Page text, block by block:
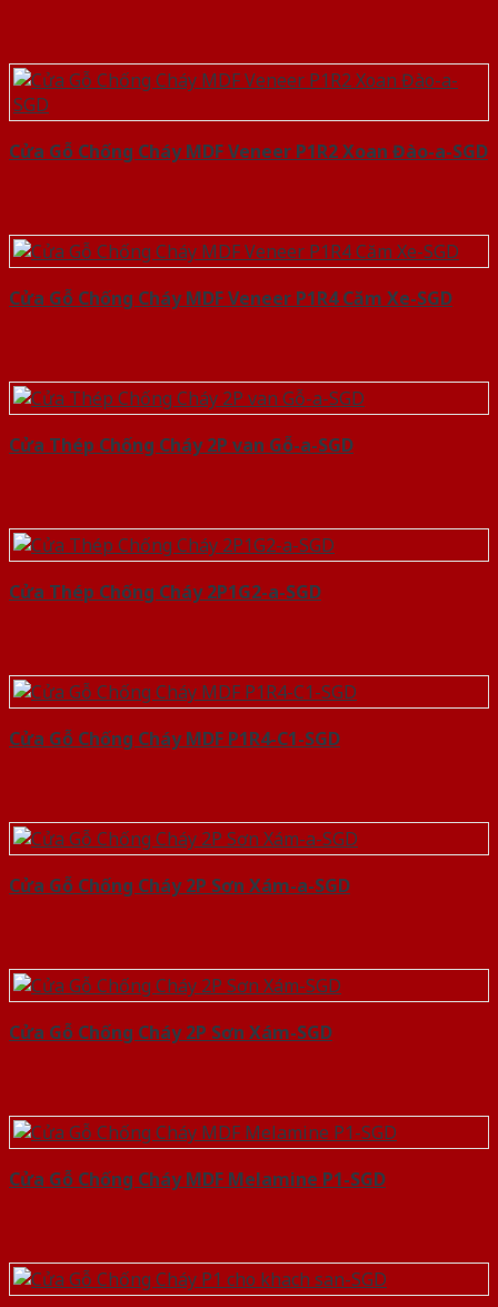
Cửa Gỗ Chống Cháy MDF Veneer P1R2 Xoan Đào-a-SGD
Cửa Gỗ Chống Cháy MDF Veneer P1R4 Căm Xe-SGD
Cửa Thép Chống Cháy 2P van Gỗ-a-SGD
Cửa Thép Chống Cháy 2P1G2-a-SGD
Cửa Gỗ Chống Cháy MDF P1R4-C1-SGD
Cửa Gỗ Chống Cháy 2P Sơn Xám-a-SGD
Cửa Gỗ Chống Cháy 2P Sơn Xám-SGD
Cửa Gỗ Chống Cháy MDF Melamine P1-SGD